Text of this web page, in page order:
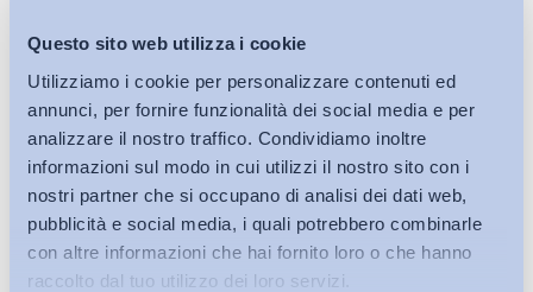
Questo sito web utilizza i cookie
Utilizziamo i cookie per personalizzare contenuti ed
annunci, per fornire funzionalità dei social media e per
analizzare il nostro traffico. Condividiamo inoltre
informazioni sul modo in cui utilizzi il nostro sito con i
nostri partner che si occupano di analisi dei dati web,
pubblicità e social media, i quali potrebbero combinarle
con altre informazioni che hai fornito loro o che hanno
raccolto dal tuo utilizzo dei loro servizi.